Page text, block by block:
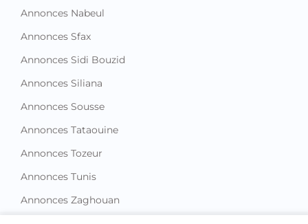
Annonces Nabeul
Annonces Sfax
Annonces Sidi Bouzid
Annonces Siliana
Annonces Sousse
Annonces Tataouine
Annonces Tozeur
Annonces Tunis
Annonces Zaghouan